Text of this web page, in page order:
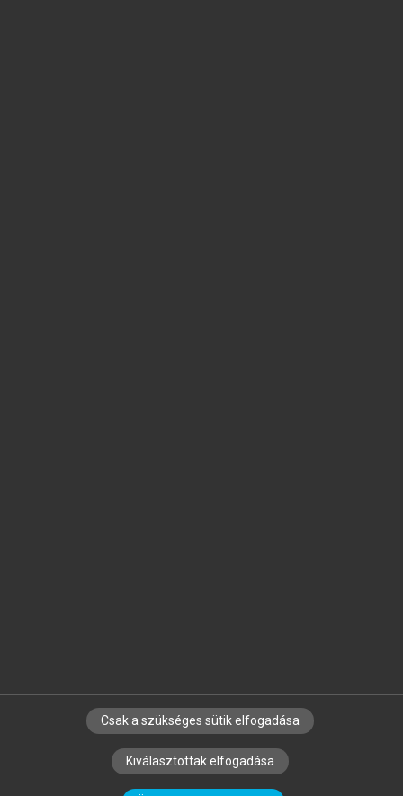
SZERZŐKNEK CÉGEKNEK KÖNYVTÁROSOKNAK
SZERKESZTÉSI ÉS LEKTORÁLÁSI ALAPELVEK
Csak a szükséges sütik elfogadása
Kiválasztottak elfogadása